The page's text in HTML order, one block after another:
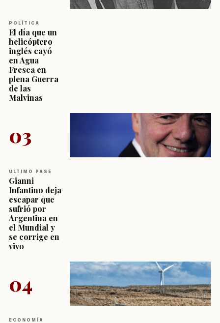
POLÍTICA
El día que un
helicóptero
inglés cayó
en Agua
Fresca en
plena Guerra
de las
Malvinas
03
ÚLTIMO PASE
Gianni
Infantino deja
escapar que
sufrió por
Argentina en
el Mundial y
se corrige en
vivo
04
ECONOMÍA